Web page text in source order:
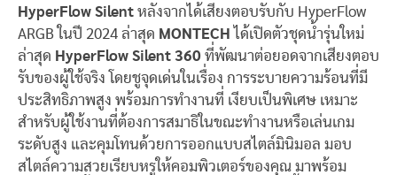
HyperFlow Silent หลังจากได้เสียงตอบรับกับ HyperFlow
ARGB ในปี 2024 ล่าสุด MONTECH ได้เปิดตัวชุดน้ำรุ่นใหม่
ล่าสุด HyperFlow Silent 360 ที่พัฒนาต่อยอดจากเสียงตอบ
รับของผู้ใช้จริง โดยชูจุดเด่นในเรื่อง การระบายความร้อนที่มี
ประสิทธิภาพสูง พร้อมการทำงานที่ เงียบเป็นพิเศษ เหมาะ
สำหรับผู้ใช้งานที่ต้องการสมาธิในขณะทำงานหรือเล่นเกม
ระดับสูง และคุมโทนด้วยการออกแบบสไตล์มินิมอล มอบ
สไตล์ความสวยเรียบหรูให้คอมพิวเตอร์ของคุณ มาพร้อม